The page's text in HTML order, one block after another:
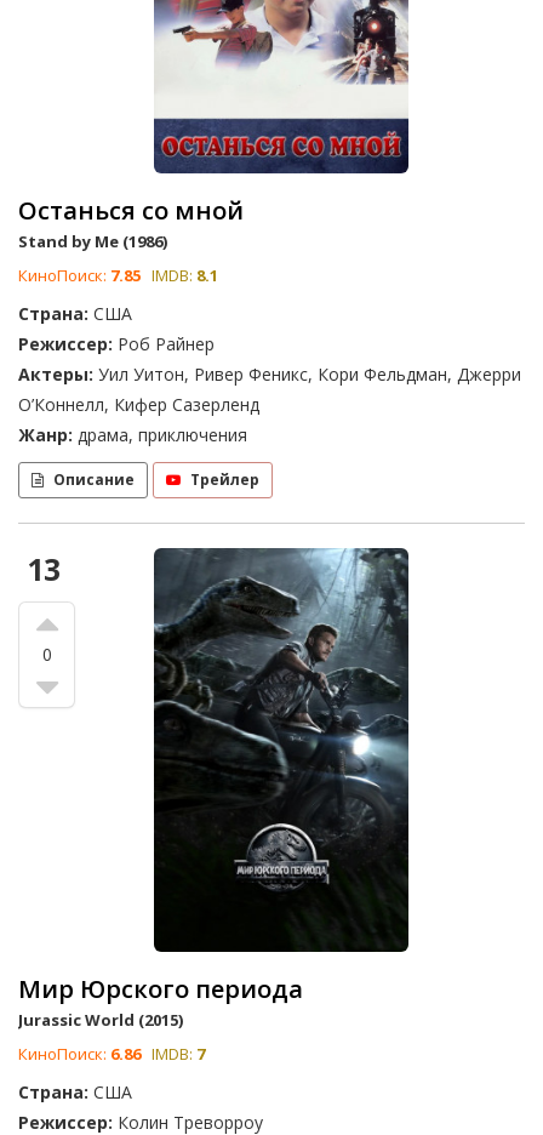
Останься со мной
Stand by Me (1986)
КиноПоиск: 7.85 IMDB: 8.1
Страна: США
Режиссер: Роб Райнер
Актеры: Уил Уитон, Ривер Феникс, Кори Фельдман, Джерри
О’Коннелл, Кифер Сазерленд
Жанр: драма, приключения
Описание Трейлер
13
0
Мир Юрского периода
Jurassic World (2015)
КиноПоиск: 6.86 IMDB: 7
Страна: США
Режиссер: Колин Треворроу